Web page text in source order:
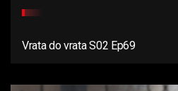
Vrata do vrata S02 Ep69